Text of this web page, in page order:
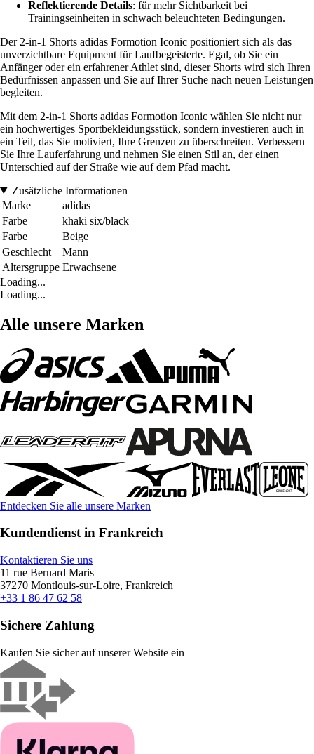
Reflektierende Details: für mehr Sichtbarkeit bei
Trainingseinheiten in schwach beleuchteten Bedingungen.
Der 2-in-1 Shorts adidas Formotion Iconic positioniert sich als das
unverzichtbare Equipment für Laufbegeisterte. Egal, ob Sie ein
Anfänger oder ein erfahrener Athlet sind, dieser Shorts wird sich Ihren
Bedürfnissen anpassen und Sie auf Ihrer Suche nach neuen Leistungen
begleiten.
Mit dem 2-in-1 Shorts adidas Formotion Iconic wählen Sie nicht nur
ein hochwertiges Sportbekleidungsstück, sondern investieren auch in
ein Teil, das Sie motiviert, Ihre Grenzen zu überschreiten. Verbessern
Sie Ihre Lauferfahrung und nehmen Sie einen Stil an, der einen
Unterschied auf der Straße wie auf dem Pfad macht.
Zusätzliche Informationen
Marke
adidas
Farbe
khaki six/black
Farbe
Beige
Geschlecht
Mann
Altersgruppe Erwachsene
Loading...
Loading...
Alle unsere Marken
Entdecken Sie alle unsere Marken
Kundendienst in Frankreich
Kontaktieren Sie uns
11 rue Bernard Maris
37270 Montlouis-sur-Loire, Frankreich
+33 1 86 47 62 58
Sichere Zahlung
Kaufen Sie sicher auf unserer Website ein